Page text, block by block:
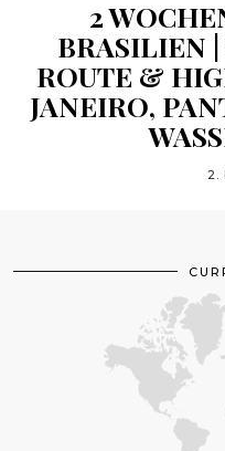
2
BRASILIEN
ROUTE &
JANEIRO,
2.